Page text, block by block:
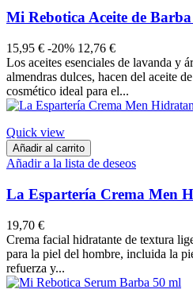
Mi Rebotica Aceite de
15,95 € -20% 12,76 €
Los aceites esenciales de lavanda y
almendras dulces, hacen del aceite
cosmético ideal para el...
Quick view
Añadir al carrito
Añadir a la lista de deseos
La Espartería Crema Men
19,70 €
​Crema facial hidratante de textura
para la piel del hombre, incluida la
refuerza y...